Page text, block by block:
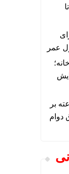
عمر
۲۴ ساعته بر
دوام